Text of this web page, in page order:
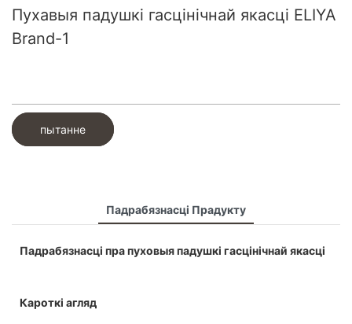
Пухавыя падушкі гасцінічнай якасці ELIYA
Brand-1
пытанне
Падрабязнасці Прадукту
Падрабязнасці пра пуховыя падушкі гасцінічнай якасці
Кароткі агляд